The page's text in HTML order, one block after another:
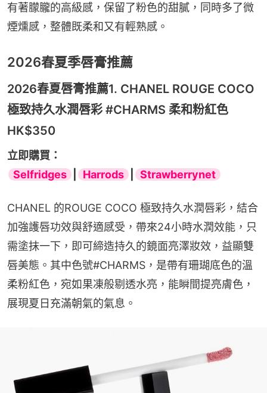
有著朦朧的高級感，保留了粉色的甜膩，同時多了微
煙燻感，整體既柔和又有輕熟感。
2026春夏季唇膏推薦
2026春夏唇膏推薦1. CHANEL ROUGE COCO
極致持久水潤唇彩 #CHARMS 柔和粉紅色
HK$350
立即購買：
Selfridges
Harrods Strawberrynet
CHANEL 的ROUGE COCO 極致持久水潤唇彩，結合
加強護唇功效與舒適感受，帶來24小時水潤效能，只
需塗抹一下，即可締造持久的鏡面亮澤妝效，益顯雙
唇美態。其中色號#CHARMS，是帶有珊瑚底色的溫
柔粉紅色，宛如果凍般剔透水亮，能瞬間提亮膚色，
展現夏日充滿朝氣的氣息。